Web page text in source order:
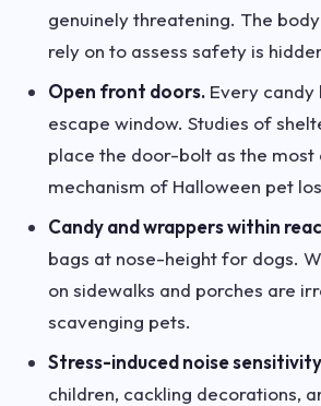
genuinely threatening. The
rely on to assess safety is
Open front doors. Every candy
escape window. Studies of
place the door-bolt as the most
mechanism of Halloween pet
Candy and wrappers within
bags at nose-height for dogs.
on sidewalks and porches are
scavenging pets.
Stress-induced noise
children, cackling decorations,